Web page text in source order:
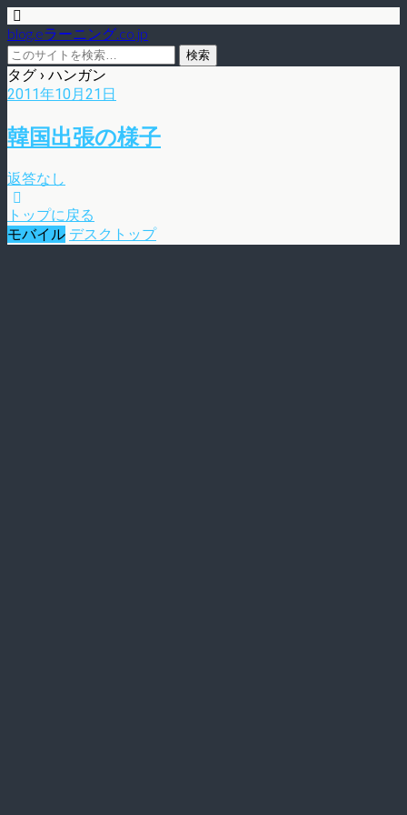
blog.eラーニング.co.jp
タグ › ハンガン
2011年10月21日
韓国出張の様子
返答なし
トップに戻る
モバイル デスクトップ